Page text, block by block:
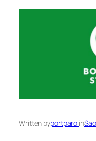
Written byportparolin